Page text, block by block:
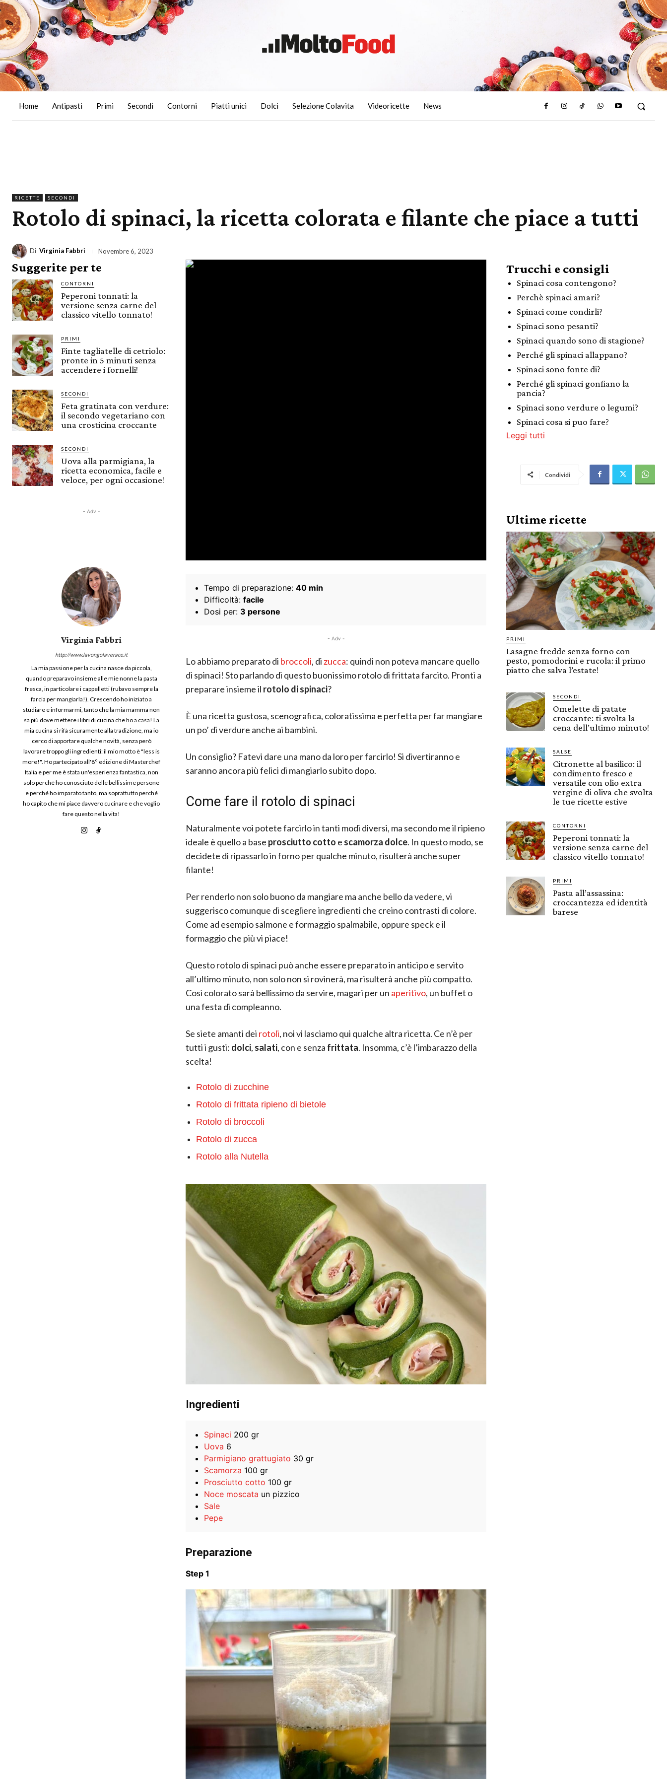
Home Antipasti Primi Secondi Contorni Piatti unici Dolci Selezione Colavita Videoricette News
RICETTE SECONDI
Rotolo di spinaci, la ricetta colorata e filante che piace a tutti
Di Virginia Fabbri Novembre 6, 2023
Suggerite per te
CONTORNI
Peperoni tonnati: la
versione senza carne del
classico vitello tonnato!
PRIMI
Finte tagliatelle di cetriolo:
pronte in 5 minuti senza
accendere i fornelli!
SECONDI
Feta gratinata con verdure:
il secondo vegetariano con
una crosticina croccante
SECONDI
Uova alla parmigiana, la
ricetta economica, facile e
veloce, per ogni occasione!
- Adv -
Virginia Fabbri
http://www.lavongolaverace.it
La mia passione per la cucina nasce da piccola,
quando preparavo insieme alle mie nonne la pasta
fresca, in particolare i cappelletti (rubavo sempre la
farcia per mangiarla!). Crescendo ho iniziato a
studiare e informarmi, tanto che la mia mamma non
sa più dove mettere i libri di cucina che ho a casa! La
mia cucina si rifà sicuramente alla tradizione, ma io
cerco di apportare qualche novità, senza però
lavorare troppo gli ingredienti: il mio motto è "less is
more!". Ho partecipato all'8° edizione di Masterchef
Italia e per me è stata un'esperienza fantastica, non
solo perché ho conosciuto delle bellissime persone
e perché ho imparato tanto, ma soprattutto perché
ho capito che mi piace davvero cucinare e che voglio
fare questo nella vita!
Tempo di preparazione: 40 min
Difficoltà: facile
Dosi per: 3 persone
- Adv -
Lo abbiamo preparato di broccoli, di zucca: quindi non poteva mancare quello
di spinaci! Sto parlando di questo buonissimo rotolo di frittata farcito. Pronti a
preparare insieme il rotolo di spinaci?
È una ricetta gustosa, scenografica, coloratissima e perfetta per far mangiare
un po’ di verdure anche ai bambini.
Un consiglio? Fatevi dare una mano da loro per farcirlo! Si divertiranno e
saranno ancora più felici di mangiarlo subito dopo.
Come fare il rotolo di spinaci
Naturalmente voi potete farcirlo in tanti modi diversi, ma secondo me il ripieno
ideale è quello a base prosciutto cotto e scamorza dolce. In questo modo, se
decidete di ripassarlo in forno per qualche minuto, risulterà anche super
filante!
Per renderlo non solo buono da mangiare ma anche bello da vedere, vi
suggerisco comunque di scegliere ingredienti che creino contrasti di colore.
Come ad esempio salmone e formaggio spalmabile, oppure speck e il
formaggio che più vi piace!
Questo rotolo di spinaci può anche essere preparato in anticipo e servito
all’ultimo minuto, non solo non si rovinerà, ma risulterà anche più compatto.
Così colorato sarà bellissimo da servire, magari per un aperitivo, un buffet o
una festa di compleanno.
Se siete amanti dei rotoli, noi vi lasciamo qui qualche altra ricetta. Ce n’è per
tutti i gusti: dolci, salati, con e senza frittata. Insomma, c’è l’imbarazzo della
scelta!
Rotolo di zucchine
Rotolo di frittata ripieno di bietole
Rotolo di broccoli
Rotolo di zucca
Rotolo alla Nutella
Ingredienti
Spinaci 200 gr
Uova 6
Parmigiano grattugiato 30 gr
Scamorza 100 gr
Prosciutto cotto 100 gr
Noce moscata un pizzico
Sale
Pepe
Preparazione
Step 1
Trucchi e consigli
Spinaci cosa contengono?
Perchè spinaci amari?
Spinaci come condirli?
Spinaci sono pesanti?
Spinaci quando sono di stagione?
Perché gli spinaci allappano?
Spinaci sono fonte di?
Perché gli spinaci gonfiano la
pancia?
Spinaci sono verdure o legumi?
Spinaci cosa si puo fare?
Leggi tutti
Condividi
Ultime ricette
PRIMI
Lasagne fredde senza forno con
pesto, pomodorini e rucola: il primo
piatto che salva l’estate!
SECONDI
Omelette di patate
croccante: ti svolta la
cena dell’ultimo minuto!
SALSE
Citronette al basilico: il
condimento fresco e
versatile con olio extra
vergine di oliva che svolta
le tue ricette estive
CONTORNI
Peperoni tonnati: la
versione senza carne del
classico vitello tonnato!
PRIMI
Pasta all’assassina:
croccantezza ed identità
barese